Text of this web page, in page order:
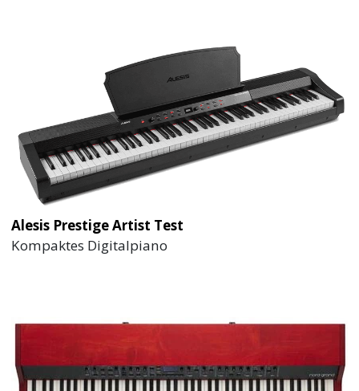
Alesis Prestige Artist Test
Kompaktes Digitalpiano